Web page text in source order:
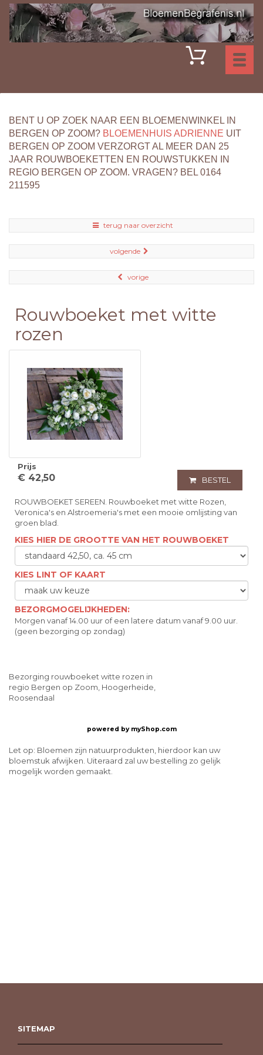
BENT U OP ZOEK NAAR EEN BLOEMENWINKEL IN
BERGEN OP ZOOM? BLOEMENHUIS ADRIENNE UIT
BERGEN OP ZOOM VERZORGT AL MEER DAN 25
JAAR ROUWBOEKETTEN EN ROUWSTUKKEN IN
REGIO BERGEN OP ZOOM. VRAGEN? BEL 0164
211595
terug naar overzicht
volgende
vorige
Rouwboeket met witte
rozen
Prijs
€ 42,50 BESTEL
ROUWBOEKET SEREEN. Rouwboeket met witte Rozen,
Veronica's en Alstroemeria's met een mooie omlijsting van
groen blad.
KIES HIER DE GROOTTE VAN HET ROUWBOEKET
KIES LINT OF KAART
BEZORGMOGELIJKHEDEN:
Morgen vanaf 14.00 uur of een latere datum vanaf 9.00 uur.
(geen bezorging op zondag)
Bezorging rouwboeket witte rozen in
regio Bergen op Zoom, Hoogerheide,
Roosendaal
powered by myShop.com
Let op: Bloemen zijn natuurprodukten, hierdoor kan uw
bloemstuk afwijken. Uiteraard zal uw bestelling zo gelijk
mogelijk worden gemaakt.
SITEMAP